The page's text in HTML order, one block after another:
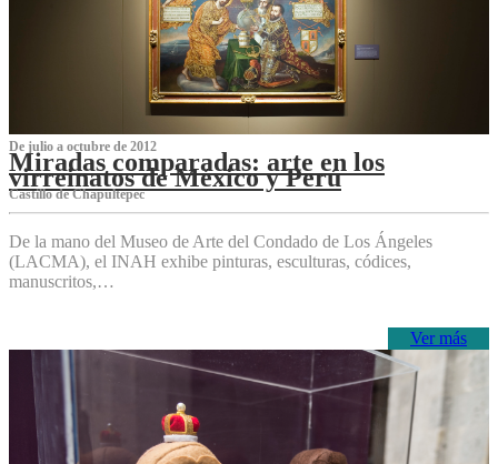
De julio a octubre de 2012
Miradas comparadas: arte en los
virreinatos de México y Perú
Castillo de Chapultepec
De la mano del Museo de Arte del Condado de Los Ángeles
(LACMA), el INAH exhibe pinturas, esculturas, códices,
manuscritos,…
Ver más